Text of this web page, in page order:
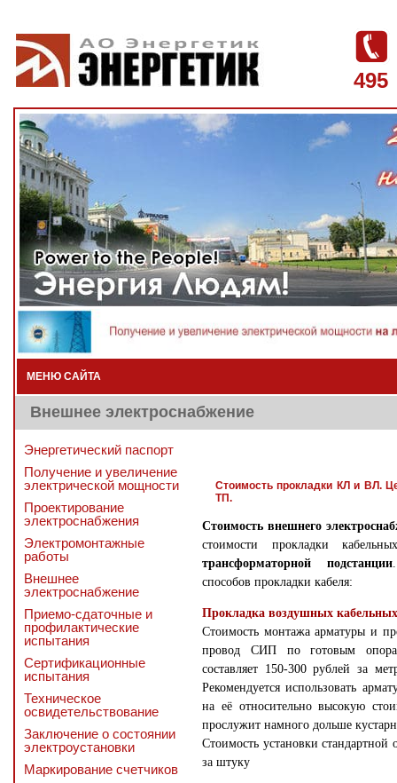
495
МЕНЮ САЙТА
Внешнее электроснабжение
Энергетический паспорт
Получение и увеличение
электрической мощности
Проектирование
электроснабжения
Электромонтажные
работы
Внешнее
электроснабжение
Приемо-сдаточные и
профилактические
испытания
Сертификационные
испытания
Техническое
освидетельствование
Заключение о состоянии
электроустановки
Маркирование счетчиков
Стоимость прокладки КЛ и ВЛ.
ТП.
Стоимость внешнего
стоимости прокладки
трансформаторной подстанции
способов прокладки кабеля:
Прокладка воздушных
Стоимость монтажа арматуры и
провод СИП по готовым
составляет 150-300 рублей за
Рекомендуется использовать
на её относительно высокую
прослужит намного дольше
Стоимость установки
за штуку